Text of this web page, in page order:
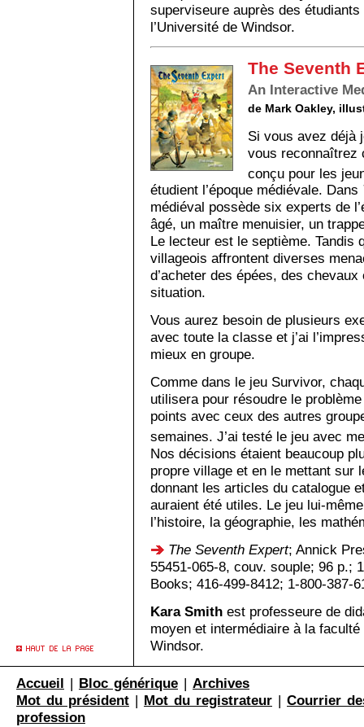
superviseure auprès des étudiants
l’Université de Windsor.
The Seventh
An Interactive
de Mark Oakley,
Si vous avez déjà
vous reconnaîtrez
conçu pour les
étudient l’époque médiévale. Dans
médiéval possède six experts de
âgé, un maître menuisier, un
Le lecteur est le septième. Tandis
villageois affrontent diverses
d’acheter des épées, des
situation.
Vous aurez besoin de plusieurs
avec toute la classe et j’ai
mieux en groupe.
Comme dans le jeu Survivor,
utilisera pour résoudre le
points avec ceux des autres
semaines. J’ai testé le jeu avec
Nos décisions étaient beaucoup
propre village et en le mettant sur
donnant les articles du catalogue
auraient été utiles. Le jeu lui-
l’histoire, la géographie, les
The Seventh Expert; Annick
55451-065-8, couv. souple; 96 p.;
Books; 416-499-8412; 1-800-387-
Kara Smith est professeure de
moyen et intermédiaire à la faculté
Windsor.
Accueil | Bloc générique | Archives
Mot du président | Mot du registrateur | Courrier
profession